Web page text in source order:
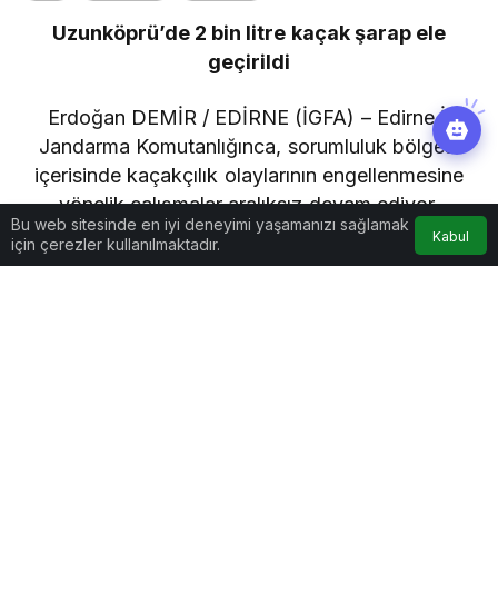
Uzunköprü’de 2 bin litre kaçak şarap ele
geçirildi
Erdoğan DEMİR / EDİRNE (İGFA) – Edirne İl
Jandarma Komutanlığınca, sorumluluk bölgesi
içerisinde kaçakçılık olaylarının engellenmesine
yönelik çalışmalar aralıksız devam ediyor.
Bu web sitesinde en iyi deneyimi yaşamanızı sağlamak
için çerezler kullanılmaktadır.
Kabul